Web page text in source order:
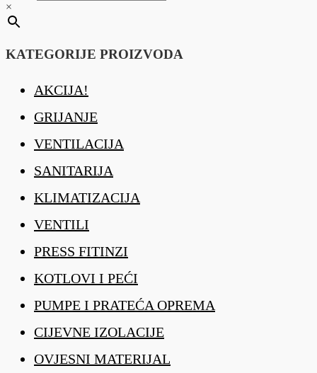
×
KATEGORIJE PROIZVODA
AKCIJA!
GRIJANJE
VENTILACIJA
SANITARIJA
KLIMATIZACIJA
VENTILI
PRESS FITINZI
KOTLOVI I PEĆI
PUMPE I PRATEĆA OPREMA
CIJEVNE IZOLACIJE
OVJESNI MATERIJAL